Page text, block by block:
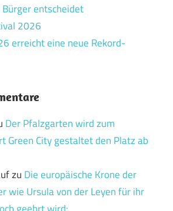
entscheidet
2026
erreicht eine neue Rekord-
Der Pfalzgarten wird zum
Green City gestaltet den Platz ab
zu Die europäische Krone der
wie Ursula von der Leyen für ihr